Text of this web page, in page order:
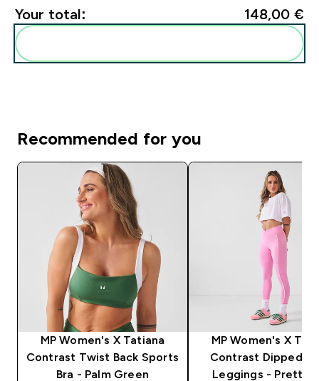
Your total: 148,00 €‎
Recommended for you
MP Women's X Tatiana
Contrast Twist Back Sports
Bra - Palm Green
MP Women's X
Contrast Dipped
Leggings - Pretty